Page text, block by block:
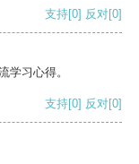
支持[0] 反对[0]
学习心得。
支持[0] 反对[0]